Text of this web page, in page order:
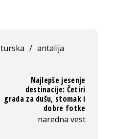
turska / antalija
Najlepše jesenje
destinacije: Četiri
grada za dušu, stomak i
dobre fotke
naredna vest